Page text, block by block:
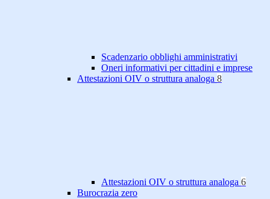
Scadenzario obblighi amministrativi
Oneri informativi per cittadini e imprese
Attestazioni OIV o struttura analoga 8
Attestazioni OIV o struttura analoga 6
Burocrazia zero